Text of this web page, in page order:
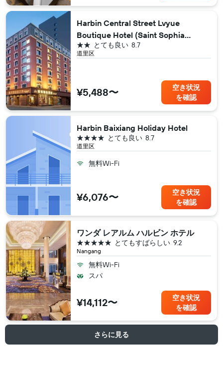
Harbin Central Street Lvyue
Boutique Hotel (Saint Sophia
Church)
道里区
8.7
とても良い
2つ星
¥5,488〜
空き状況
を確認
Harbin Baixiang Holiday Hotel
道里区
8.7
とても良い
4つ星
無料Wi-Fi
¥6,076〜
空き状況
を確認
ワンダ レアルム ハルビン ホテル
Nangang
9.2
とてもすばらしい
5つ星
無料Wi-Fi
スパ
¥14,112〜
空き状況
を確認
さらに見る